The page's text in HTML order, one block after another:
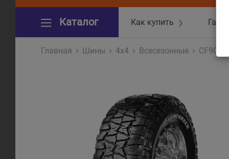
Каталог Как купить ❯
Главная Шины 4x4 Всесезонные CF9000